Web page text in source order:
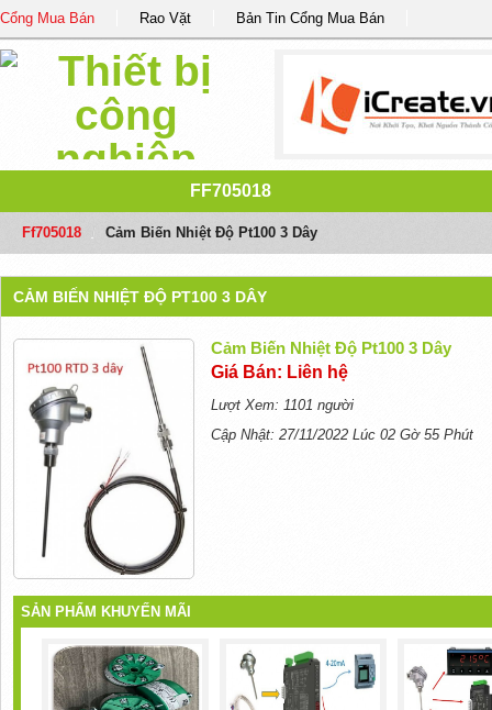
Cổng Mua Bán Rao Vặt Bản Tin Cổng Mua Bán
FF705018
Ff705018 Cảm Biến Nhiệt Độ Pt100 3 Dây
CẢM BIẾN NHIỆT ĐỘ PT100 3 DÂY
Cảm Biến Nhiệt Độ Pt100 3 Dây
Giá Bán: Liên hệ
Lượt Xem: 1101 người
Cập Nhật: 27/11/2022 Lúc 02 Gờ 55 Phút
SẢN PHẨM KHUYẾN MÃI